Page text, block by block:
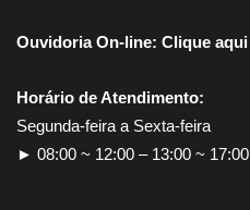
Ouvidoria On-line: Clique aqui
Horário de Atendimento:
Segunda-feira a Sexta-feira
► 08:00 ~ 12:00 – 13:00 ~ 17:00